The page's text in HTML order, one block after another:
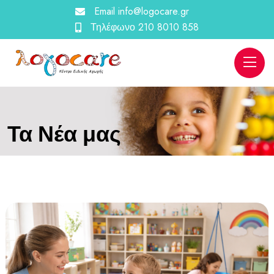
Email info@logocare.gr
Τηλέφωνο 210 8010 858
Τα Νέα μας